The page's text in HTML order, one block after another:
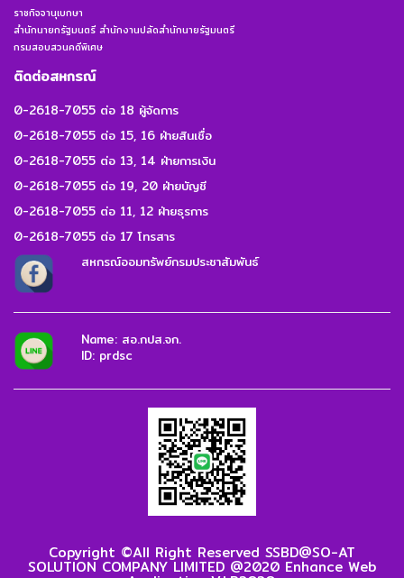
ราชกิจจานุเบกษา
สำนักนายกรัฐมนตรี สำนักงานปลัดสำนักนายรัฐมนตรี
กรมสอบสวนคดีพิเศษ
ติดต่อสหกรณ์
0-2618-7055 ต่อ 18 ผู้จัดการ
0-2618-7055 ต่อ 15, 16 ฝ่ายสินเชื่อ
0-2618-7055 ต่อ 13, 14 ฝ่ายการเงิน
0-2618-7055 ต่อ 19, 20 ฝ่ายบัญชี
0-2618-7055 ต่อ 11, 12 ฝ่ายธุรการ
0-2618-7055 ต่อ 17 โทรสาร
สหกรณ์ออมทรัพย์กรมประชาสัมพันธ์
Name: สอ.กปส.จก.
ID: prdsc
Copyright ©All Right Reserved SSBD@SO-AT
SOLUTION COMPANY LIMITED @2020 Enhance Web